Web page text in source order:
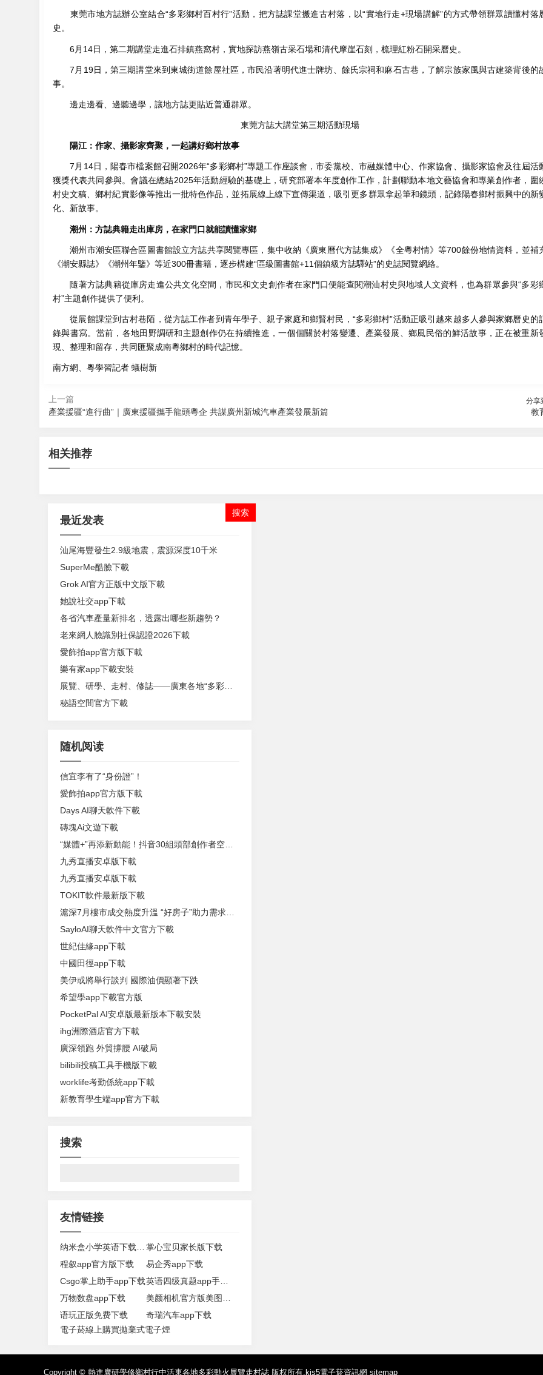
東莞市地方誌辦公室結合“多彩鄉村百村行”活動，把方誌課堂搬進古村落，以“實地行走+現場講解”的方式帶領群眾讀懂村落
史。
6月14日，第二期講堂走進石排鎮燕窩村，實地探訪燕嶺古采石場和清代摩崖石刻，梳理紅粉石開采曆史。
7月19日，第三期講堂來到東城街道餘屋社區，市民沿著明代進士牌坊、餘氏宗祠和麻石古巷，了解宗族家風與古建築背後的
事。
邊走邊看、邊聽邊學，讓地方誌更貼近普通群眾。
東莞方誌大講堂第三期活動現場
陽江：作家、攝影家齊聚，一起講好鄉村故事
7月14日，陽春市檔案館召開2026年“多彩鄉村”專題工作座談會，市委黨校、市融媒體中心、作家協會、攝影家協會及往屆活
獲獎代表共同參與。會議在總結2025年活動經驗的基礎上，研究部署本年度創作工作，計劃聯動本地文藝協會和專業創作者，圍
村史文稿、鄉村紀實影像等推出一批特色作品，並拓展線上線下宣傳渠道，吸引更多群眾拿起筆和鏡頭，記錄陽春鄉村振興中的新
化、新故事。
潮州：方誌典籍走出庫房，在家門口就能讀懂家鄉
潮州市潮安區聯合區圖書館設立方誌共享閱覽專區，集中收納《廣東曆代方誌集成》《全粵村情》等700餘份地情資料，並補
《潮安縣誌》《潮州年鑒》等近300冊書籍，逐步構建“區級圖書館+11個鎮級方誌驛站”的史誌閱覽網絡。
隨著方誌典籍從庫房走進公共文化空間，市民和文史創作者在家門口便能查閱潮汕村史與地域人文資料，也為群眾參與“多彩
村”主題創作提供了便利。
從展館課堂到古村巷陌，從方誌工作者到青年學子、親子家庭和鄉賢村民，“多彩鄉村”活動正吸引越來越多人參與家鄉曆史的
錄與書寫。當前，各地田野調研和主題創作仍在持續推進，一個個關於村落變遷、產業發展、鄉風民俗的鮮活故事，正在被重新
現、整理和留存，共同匯聚成南粵鄉村的時代記憶。
南方網、粵學習記者 蟻樹新
分享
上一篇
產業援疆“進行曲”｜廣東援疆攜手龍頭粵企 共謀廣州新城汽車產業發展新篇
教
相关推荐
2026-08-06 22:55
打好政策“組合拳” 以優質消費環境激發消費潛力
2026-08-06 22:07
OpenClaw整合版app下載
最近发表
汕尾海豐發生2.9級地震，震源深度10千米
SuperMe酷臉下載
Grok AI官方正版中文版下載
她說社交app下載
各省汽車產量新排名，透露出哪些新趨勢？
老來網人臉識別社保認證2026下載
愛飾拍app官方版下載
樂有家app下載安裝
展覽、研學、走村、修誌——廣東各地“多彩鄉村”活動火熱進行中
秘語空間官方下載
随机阅读
信宜李有了“身份證”！
愛飾拍app官方版下載
Days AI聊天軟件下載
磚塊Ai文遊下載
“媒體+”再添新動能！抖音30組頭部創作者空降廣東，農業企業速來搶占先機
九秀直播安卓版下載
九秀直播安卓版下載
TOKIT軟件最新版下載
滬深7月樓市成交熱度升溫 “好房子”助力需求釋放
SayloAI聊天軟件中文官方下載
世紀佳緣app下載
中國田徑app下載
美伊或將舉行談判 國際油價顯著下跌
希望學app下載官方版
PocketPal AI安卓版最新版本下載安裝
ihg洲際酒店官方下載
廣深領跑 外貿撐腰 AI破局
bilibili投稿工具手機版下載
worklife考勤係統app下載
新教育學生端app官方下載
搜索
友情链接
纳米盒小学英语下载免费app 掌心宝贝家长版下载
程叙app官方版下载
易企秀app下载
Csgo掌上助手app下载
英语四级真题app手机版下载
万物数盘app下载
美颜相机官方版美图官方下载
语玩正版免费下载
奇瑞汽车app下载
電子菸線上購買拋棄式電子煙
Copyright © 熱進廣研學修鄉村行中活東各地多彩動火展覽走村誌 版权所有, kis5電子菸資訊網 sitemap